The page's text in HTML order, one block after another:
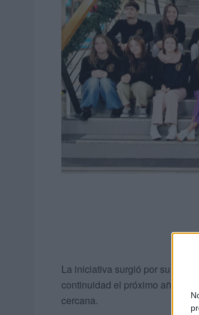
La iniciativa surgió por su
continuidad el próximo año,
cercana.